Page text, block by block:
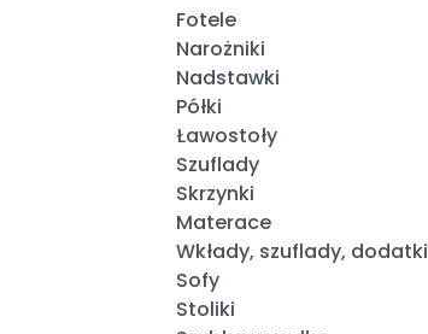
Fotele
Narożniki
Nadstawki
Półki
Ławostoły
Szuflady
Skrzynki
Materace
Wkłady, szuflady, dodatki
Sofy
Stoliki